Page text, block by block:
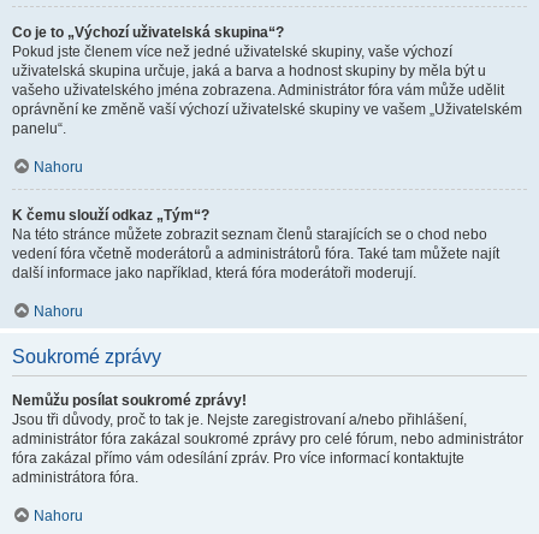
Co je to „Výchozí uživatelská skupina“?
Pokud jste členem více než jedné uživatelské skupiny, vaše výchozí
uživatelská skupina určuje, jaká a barva a hodnost skupiny by měla být u
vašeho uživatelského jména zobrazena. Administrátor fóra vám může udělit
oprávnění ke změně vaší výchozí uživatelské skupiny ve vašem „Uživatelském
panelu“.
Nahoru
K čemu slouží odkaz „Tým“?
Na této stránce můžete zobrazit seznam členů starajících se o chod nebo
vedení fóra včetně moderátorů a administrátorů fóra. Také tam můžete najít
další informace jako například, která fóra moderátoři moderují.
Nahoru
Soukromé zprávy
Nemůžu posílat soukromé zprávy!
Jsou tři důvody, proč to tak je. Nejste zaregistrovaní a/nebo přihlášení,
administrátor fóra zakázal soukromé zprávy pro celé fórum, nebo administrátor
fóra zakázal přímo vám odesílání zpráv. Pro více informací kontaktujte
administrátora fóra.
Nahoru